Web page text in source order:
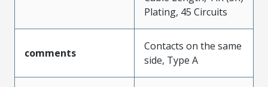
Plating, 45 Circuits
comments
Contacts on the same
side, Type A